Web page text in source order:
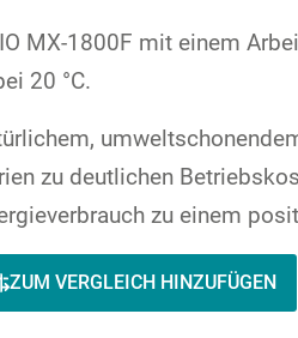
MX-1800F mit einem
20 °C.
zu deutlichen
zu einem
ZUM VERGLEICH HINZUFÜGEN